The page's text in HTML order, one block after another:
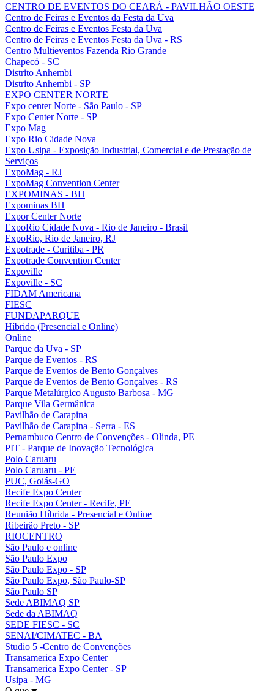
CENTRO DE EVENTOS DO CEARÁ - PAVILHÃO OESTE
Centro de Feiras e Eventos da Festa da Uva
Centro de Feiras e Eventos Festa da Uva
Centro de Feiras e Eventos Festa da Uva - RS
Centro Multieventos Fazenda Rio Grande
Chapecó - SC
Distrito Anhembi
Distrito Anhembi - SP
EXPO CENTER NORTE
Expo center Norte - São Paulo - SP
Expo Center Norte - SP
Expo Mag
Expo Rio Cidade Nova
Expo Usipa - Exposição Industrial, Comercial e de Prestação de
Serviços
ExpoMag - RJ
ExpoMag Convention Center
EXPOMINAS - BH
Expominas BH
Expor Center Norte
ExpoRio Cidade Nova - Rio de Janeiro - Brasil
ExpoRio, Rio de Janeiro, RJ
Expotrade - Curitiba - PR
Expotrade Convention Center
Expoville
Expoville - SC
FIDAM Americana
FIESC
FUNDAPARQUE
Híbrido (Presencial e Online)
Online
Parque da Uva - SP
Parque de Eventos - RS
Parque de Eventos de Bento Gonçalves
Parque de Eventos de Bento Gonçalves - RS
Parque Metalúrgico Augusto Barbosa - MG
Parque Vila Germânica
Pavilhão de Carapina
Pavilhão de Carapina - Serra - ES
Pernambuco Centro de Convenções - Olinda, PE
PIT - Parque de Inovação Tecnológica
Polo Caruaru
Polo Caruaru - PE
PUC, Goiás-GO
Recife Expo Center
Recife Expo Center - Recife, PE
Reunião Híbrida - Presencial e Online
Ribeirão Preto - SP
RIOCENTRO
São Paulo e online
São Paulo Expo
São Paulo Expo - SP
São Paulo Expo, São Paulo-SP
São Paulo SP
Sede ABIMAQ SP
Sede da ABIMAQ
SEDE FIESC - SC
SENAI/CIMATEC - BA
Studio 5 -Centro de Convenções
Transamerica Expo Center
Transamerica Expo Center - SP
Usipa - MG